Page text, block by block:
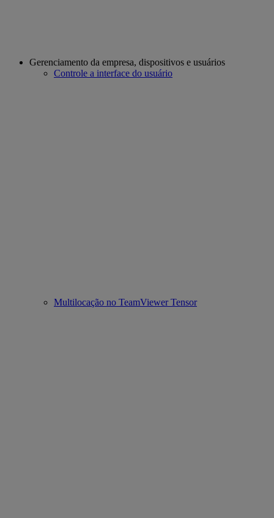
Gerenciamento da empresa, dispositivos e usuários
Controle a interface do usuário
Multilocação no TeamViewer Tensor